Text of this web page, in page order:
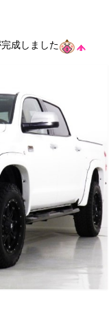
成しました